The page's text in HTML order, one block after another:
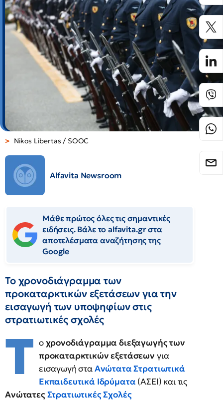
Nikos Libertas / SOOC
Alfavita Newsroom
Μάθε πρώτος όλες τις σημαντικές
ειδήσεις. Βάλε το alfavita.gr στα
αποτελέσματα αναζήτησης της
Google
Το χρονοδιάγραμμα των
προκαταρκτικών εξετάσεων για την
εισαγωγή των υποψηφίων στις
στρατιωτικές σχολές
Τ οχρονοδιάγραμμα διεξαγωγής των
προκαταρκτικών εξετάσεων για
εισαγωγή σταΑνώτατα Στρατιωτικά
Εκπαιδευτικά Ιδρύματα (ΑΣΕΙ) και τις
ΑνώτατεςΣτρατιωτικές Σχολές